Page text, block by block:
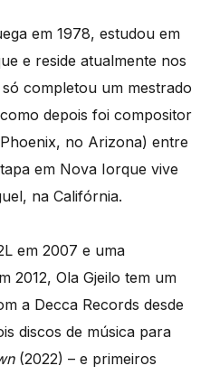
em 1978, estudou em
e reside atualmente nos
completou um mestrado
depois foi compositor
no Arizona) entre
em Nova Iorque vive
na Califórnia.
em 2007 e uma
2012, Ola Gjeilo tem um
a Decca Records desde
discos de música para
(2022) – e primeiros